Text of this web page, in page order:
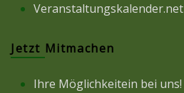
Veranstaltungskalender.net
Jetzt Mitmachen
Ihre Möglichkeitein bei uns!